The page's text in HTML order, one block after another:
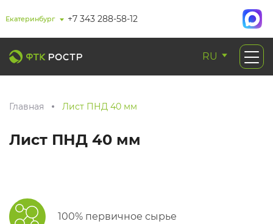
Екатеринбург +7 343 288-58-12
RU
Главная Лист ПНД 40 мм
Лист ПНД 40 мм
100% первичное сырье